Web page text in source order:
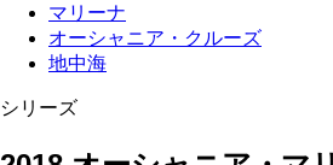
マリーナ
オーシャニア・クルーズ
地中海
シリーズ